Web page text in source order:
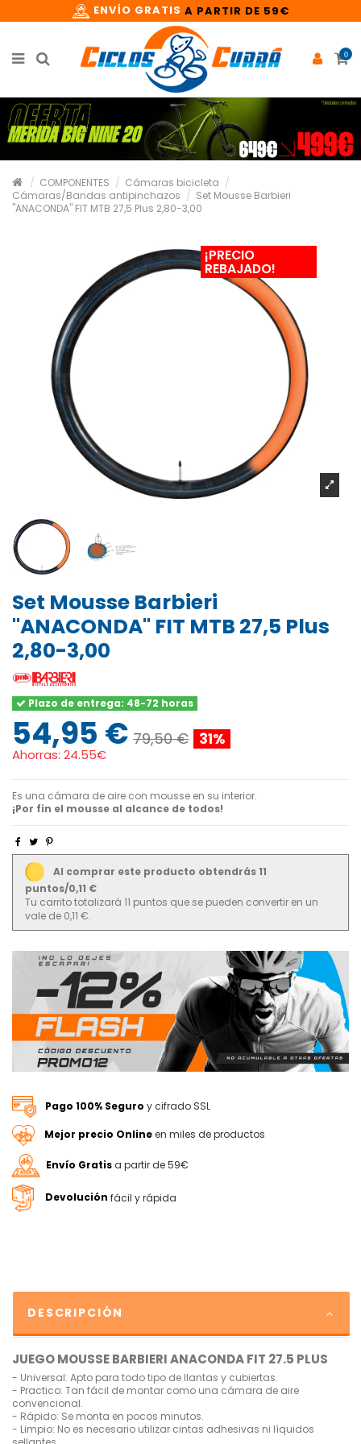
ENVÍO GRATIS A PARTIR DE 59€
0
COMPONENTES
Cámaras bicicleta
Cámaras/Bandas antipinchazos
Set Mousse Barbieri
"ANACONDA" FIT MTB 27,5 Plus 2,80-3,00
¡PRECIO
REBAJADO!
Set Mousse Barbieri
"ANACONDA" FIT MTB 27,5 Plus
2,80-3,00
Plazo de entrega: 48-72 horas
54,95 € 79,50 € 31%
Ahorras: 24.55€
Es una cámara de aire con mousse en su interior.
¡Por fin el mousse al alcance de todos!
Al comprar este producto obtendrás 11
puntos/0,11 €
Tu carrito totalizará 11 puntos que se pueden convertir en un
vale de 0,11 €.
Pago 100% Seguro y cifrado SSL
Mejor precio Onlineen miles de productos
Envío Gratisa partir de 59€
Devolución fácil y rápida
DESCRIPCIÓN
JUEGO MOUSSE BARBIERI ANACONDA FIT 27.5 PLUS
- Universal: Apto para todo tipo de llantas y cubiertas.
- Practico: Tan fácil de montar como una cámara de aire
convencional.
- Rápido: Se monta en pocos minutos.
- Limpio: No es necesario utilizar cintas adhesivas ni líquidos